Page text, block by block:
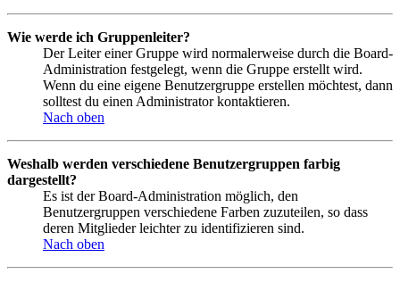
Wie werde ich Gruppenleiter?
Der Leiter einer Gruppe wird normalerweise durch die Board-
Administration festgelegt, wenn die Gruppe erstellt wird.
Wenn du eine eigene Benutzergruppe erstellen möchtest, dann
solltest du einen Administrator kontaktieren.
Nach oben
Weshalb werden verschiedene Benutzergruppen farbig
dargestellt?
Es ist der Board-Administration möglich, den
Benutzergruppen verschiedene Farben zuzuteilen, so dass
deren Mitglieder leichter zu identifizieren sind.
Nach oben